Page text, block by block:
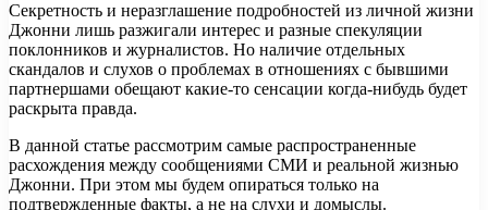
Секретность и неразглашение подробностей из личной жизни
Джонни лишь разжигали интерес и разные спекуляции
поклонников и журналистов. Но наличие отдельных
скандалов и слухов о проблемах в отношениях с бывшими
партнершами обещают какие-то сенсации когда-нибудь будет
раскрыта правда.
В данной статье рассмотрим самые распространенные
расхождения между сообщениями СМИ и реальной жизнью
Джонни. При этом мы будем опираться только на
подтвержденные факты, а не на слухи и домыслы.